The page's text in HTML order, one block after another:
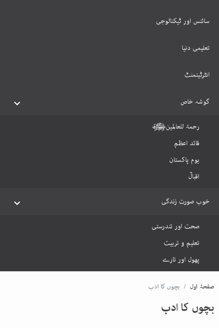
سائنس اور ٹیکنالوجی
تعلیمی دنیا
انٹرٹینمنٹ
گوشہ خاص
رحمۃ للعالمینﷺ
قائد اعظم
یوم پاکستان
اقبالؒ
خوب صورت زندگی
صحت اور تندرستی
تعلیم و تربیت
پھول اور تارے
صفحۂ اول بچوں کا ادب
بچوں کا ادب